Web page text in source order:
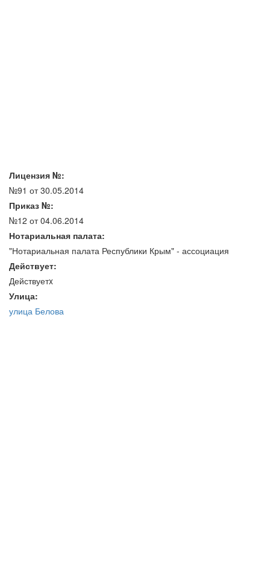
Лицензия №:
№91 от 30.05.2014
Приказ №:
№12 от 04.06.2014
Нотариальная палата:
"Нотариальная палата Республики Крым" - ассоциация
Действует:
Действуетx
Улица:
улица Белова